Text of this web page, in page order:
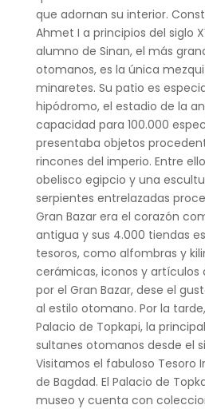
que adornan su interior.
Ahmet I a principios del siglo
alumno de Sinan, el más
otomanos, es la única
minaretes. Su patio es
hipódromo, el estadio de la
capacidad para 100.000
presentaba objetos
rincones del imperio. Entre
obelisco egipcio y una
serpientes entrelazadas
Gran Bazar era el corazón
antigua y sus 4.000 tiendas
tesoros, como alfombras y
cerámicas, iconos y artículos
por el Gran Bazar, dese el
al estilo otomano. Por la
Palacio de Topkapi, la
sultanes otomanos desde el
Visitamos el fabuloso Tesoro
de Bagdad. El Palacio de
museo y cuenta con